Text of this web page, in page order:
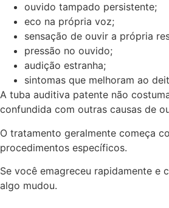
ouvido tampado persistente;
eco na própria voz;
sensação de ouvir a própria
pressão no ouvido;
audição estranha;
sintomas que melhoram ao
A tuba auditiva patente não
confundida com outras causas de
O tratamento geralmente começa
procedimentos específicos.
Se você emagreceu rapidamente e
algo mudou.